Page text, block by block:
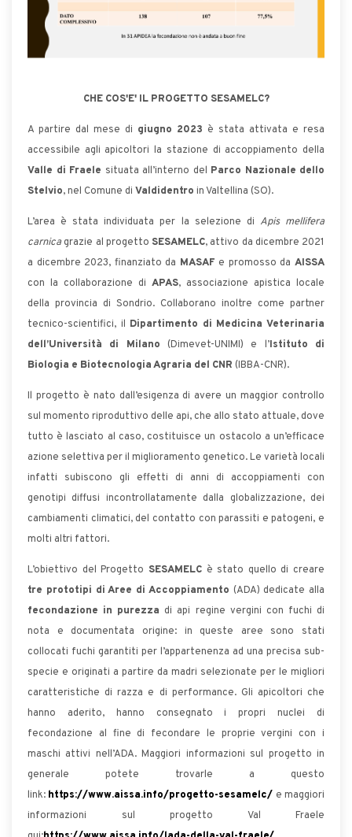
CHE COS'E' IL PROGETTO SESAMELC?
A partire dal mese di giugno 2023 è stata attivata e resa
accessibile agli apicoltori la stazione di accoppiamento della
Valle di Fraele situata all’interno del Parco Nazionale dello
Stelvio, nel Comune di Valdidentro in Valtellina (SO).
L’area è stata individuata per la selezione di Apis mellifera
carnicagrazie al progetto SESAMELC, attivo da dicembre 2021
a dicembre 2023, finanziato da MASAF e promosso daAISSA
con la collaborazione di APAS, associazione apistica locale
della provincia di Sondrio. Collaborano inoltre come partner
tecnico-scientifici, il Dipartimento di Medicina Veterinaria
dell’Università di Milano (Dimevet-UNIMI) e l’Istituto di
Biologia e Biotecnologia Agraria del CNR (IBBA-CNR).
Il progetto è nato dall’esigenza di avere un maggior controllo
sul momento riproduttivo delle api, che allo stato attuale, dove
tutto è lasciato al caso, costituisce un ostacolo a un’efficace
azione selettiva per il miglioramento genetico. Le varietà locali
infatti subiscono gli effetti di anni di accoppiamenti con
genotipi diffusi incontrollatamente dalla globalizzazione, dei
cambiamenti climatici, del contatto con parassiti e patogeni, e
molti altri fattori.
L’obiettivo del Progetto SESAMELCè stato quello di creare
tre prototipi di Aree di Accoppiamento (ADA) dedicate alla
fecondazione in purezza di api regine vergini con fuchi di
nota e documentata origine: in queste aree sono stati
collocati fuchi garantiti per l’appartenenza ad una precisa sub-
specie e originati a partire da madri selezionate per le migliori
caratteristiche di razza e di performance. Gli apicoltori che
hanno aderito, hanno consegnato i propri nuclei di
fecondazione al fine di fecondare le proprie vergini con i
maschi attivi nell’ADA. Maggiori informazioni sul progetto in
generale potete trovarle a questo
link: https://www.aissa.info/progetto-sesamelc/ e maggiori
informazioni sul progetto Val Fraele